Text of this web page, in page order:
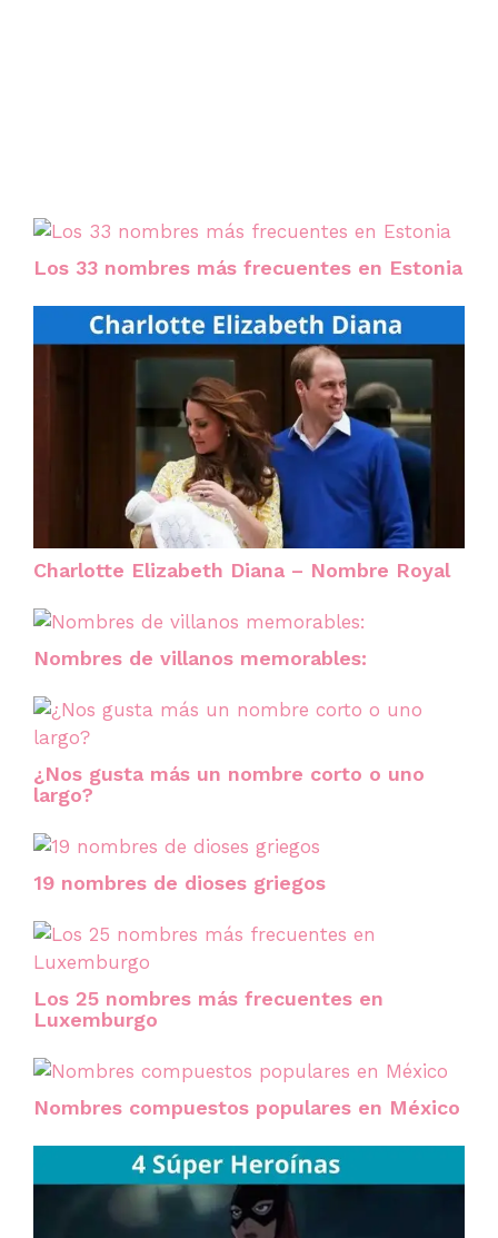
Los 33 nombres más frecuentes en Estonia
Charlotte Elizabeth Diana – Nombre Royal
Nombres de villanos memorables:
¿Nos gusta más un nombre corto o uno
largo?
19 nombres de dioses griegos
Los 25 nombres más frecuentes en
Luxemburgo
Nombres compuestos populares en México